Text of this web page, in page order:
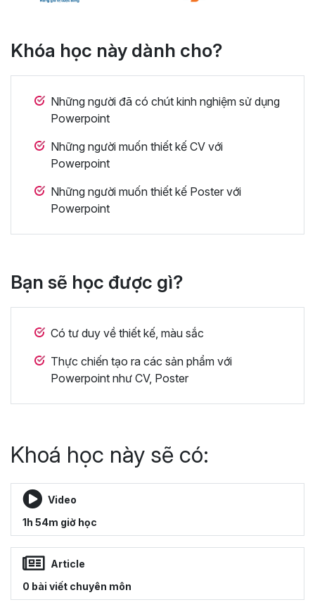
Khóa học này dành cho?
Những người đã có chút kinh nghiệm sử dụng
Powerpoint
Những người muốn thiết kế CV với
Powerpoint
Những người muốn thiết kế Poster với
Powerpoint
Bạn sẽ học được gì?
Có tư duy về thiết kế, màu sắc
Thực chiến tạo ra các sản phẩm với
Powerpoint như CV, Poster
Khoá học này sẽ có:
Video
1h 54m giờ học
Article
0 bài viết chuyên môn